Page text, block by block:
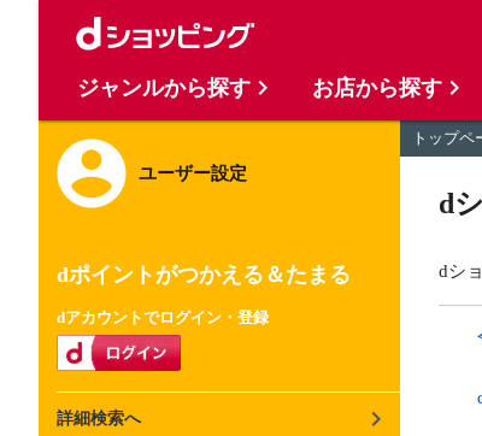
ユーザー設定
dポイントがつかえる＆たまる
dアカウントでログイン・登録
詳細検索へ
トップペ
d
dシ
ジャンルから探す お店から探す